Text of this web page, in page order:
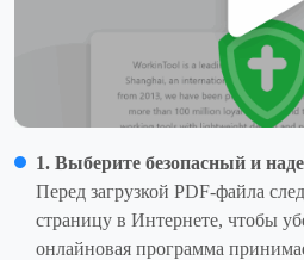
1. Выберите безопасный и
Перед загрузкой PDF-файла
страницу в Интернете, чтобы
онлайновая программа